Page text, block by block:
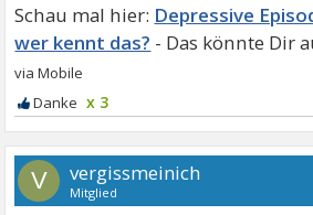
Depressive
wer kennt das?
x 3
V vergissmeinich
Mitglied